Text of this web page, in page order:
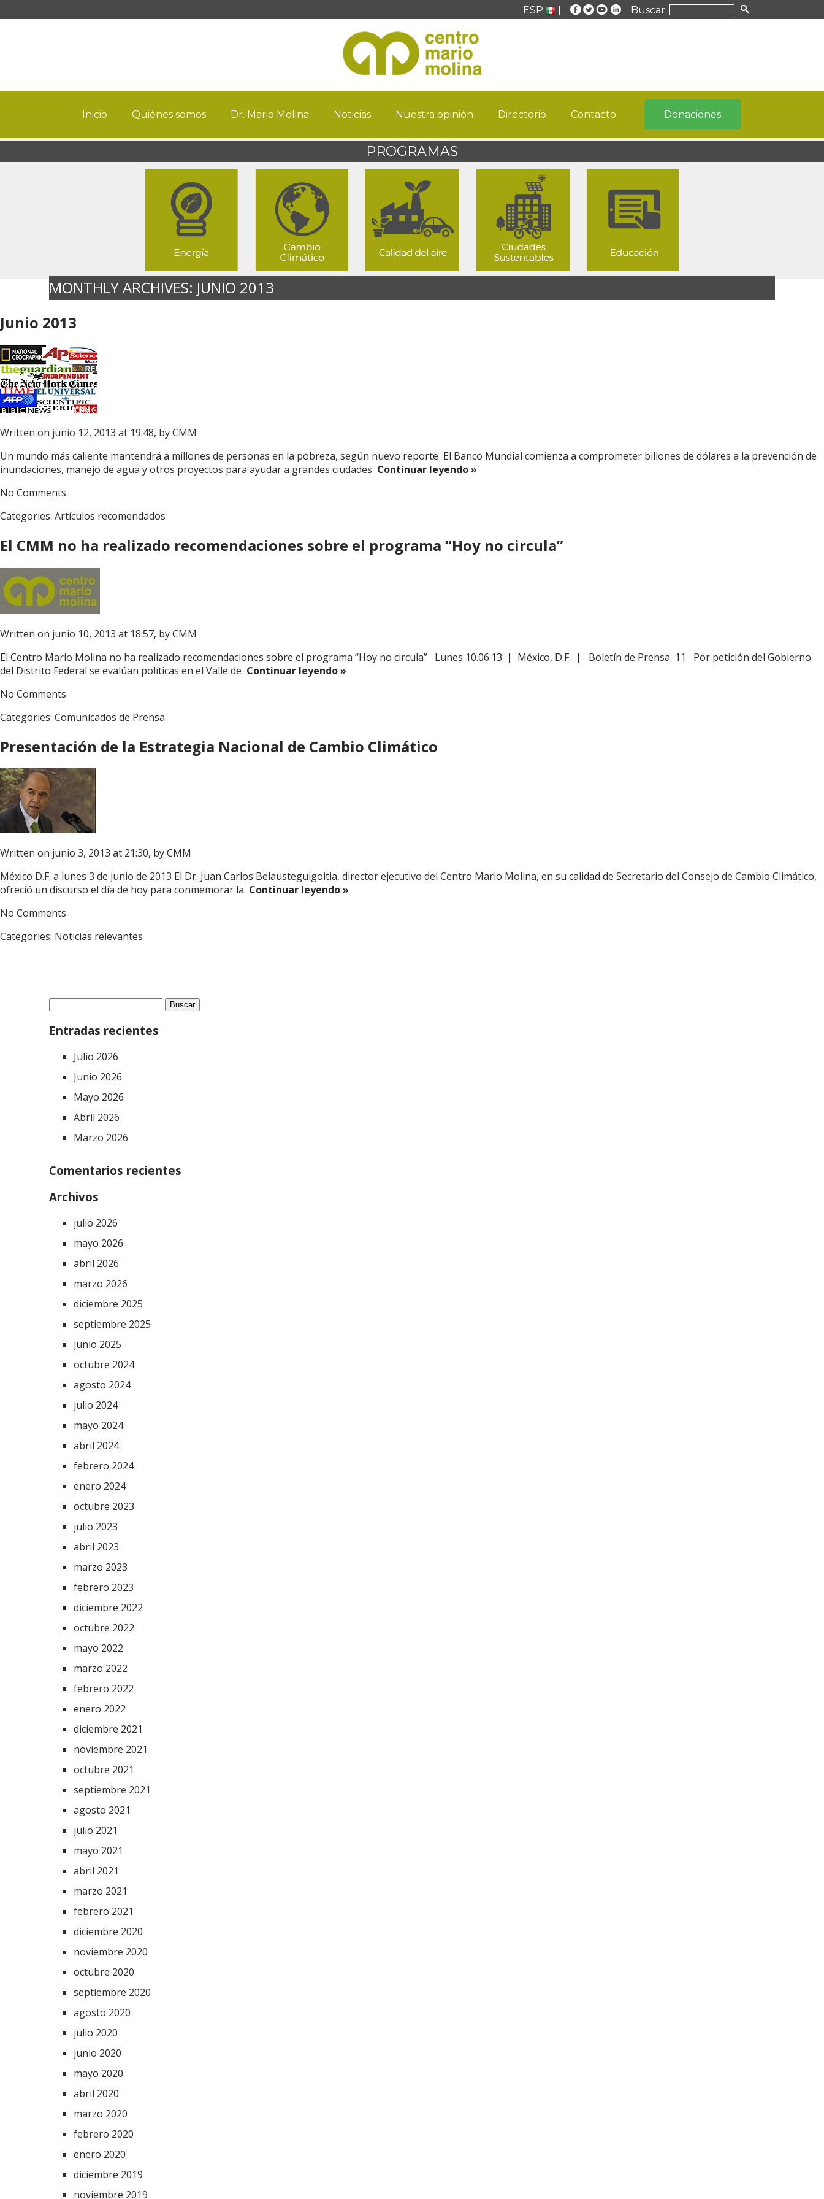
ESP Buscar:
Inicio Quiénes somos Dr. Mario Molina Noticias Nuestra opinión Directorio Contacto Donaciones
PROGRAMAS
MONTHLY ARCHIVES: JUNIO 2013
Junio 2013
Written on junio 12, 2013 at 19:48, byCMM
Un mundo más caliente mantendrá a millones de personas en la pobreza, según nuevo reporte El Banco Mundial comienza a comprometer billones de dólares a la prevención de
inundaciones, manejo de agua y otros proyectos para ayudar a grandes ciudades Continuar leyendo »
No Comments
Categories: Artículos recomendados
El CMM no ha realizado recomendaciones sobre el programa “Hoy no circula”
Written on junio 10, 2013 at 18:57, byCMM
El Centro Mario Molina no ha realizado recomendaciones sobre el programa “Hoy no circula” Lunes 10.06.13 | México, D.F. | Boletín de Prensa 11 Por petición del Gobierno
del Distrito Federal se evalúan políticas en el Valle de Continuar leyendo »
No Comments
Categories: Comunicados de Prensa
Presentación de la Estrategia Nacional de Cambio Climático
Written on junio 3, 2013 at 21:30, byCMM
México D.F. a lunes 3 de junio de 2013 El Dr. Juan Carlos Belausteguigoitia, director ejecutivo del Centro Mario Molina, en su calidad de Secretario del Consejo de Cambio Climático,
ofreció un discurso el día de hoy para conmemorar la Continuar leyendo »
No Comments
Categories: Noticias relevantes
Buscar:
Entradas recientes
Julio 2026
Junio 2026
Mayo 2026
Abril 2026
Marzo 2026
Comentarios recientes
Archivos
julio 2026
mayo 2026
abril 2026
marzo 2026
diciembre 2025
septiembre 2025
junio 2025
octubre 2024
agosto 2024
julio 2024
mayo 2024
abril 2024
febrero 2024
enero 2024
octubre 2023
julio 2023
abril 2023
marzo 2023
febrero 2023
diciembre 2022
octubre 2022
mayo 2022
marzo 2022
febrero 2022
enero 2022
diciembre 2021
noviembre 2021
octubre 2021
septiembre 2021
agosto 2021
julio 2021
mayo 2021
abril 2021
marzo 2021
febrero 2021
diciembre 2020
noviembre 2020
octubre 2020
septiembre 2020
agosto 2020
julio 2020
junio 2020
mayo 2020
abril 2020
marzo 2020
febrero 2020
enero 2020
diciembre 2019
noviembre 2019